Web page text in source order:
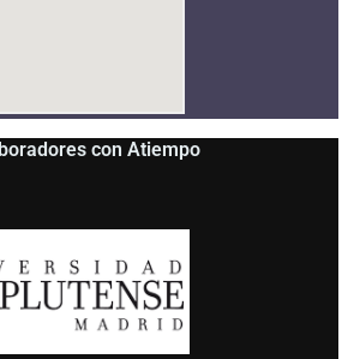
con Atiempo